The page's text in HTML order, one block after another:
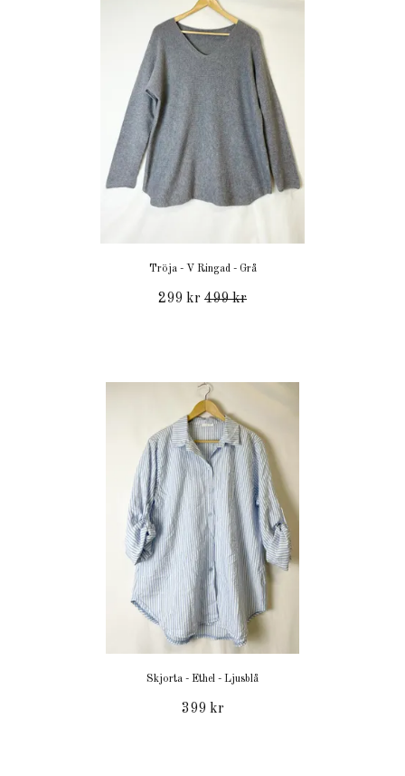
Tröja - V Ringad - Grå
299 kr 499 kr
Skjorta - Ethel - Ljusblå
399 kr